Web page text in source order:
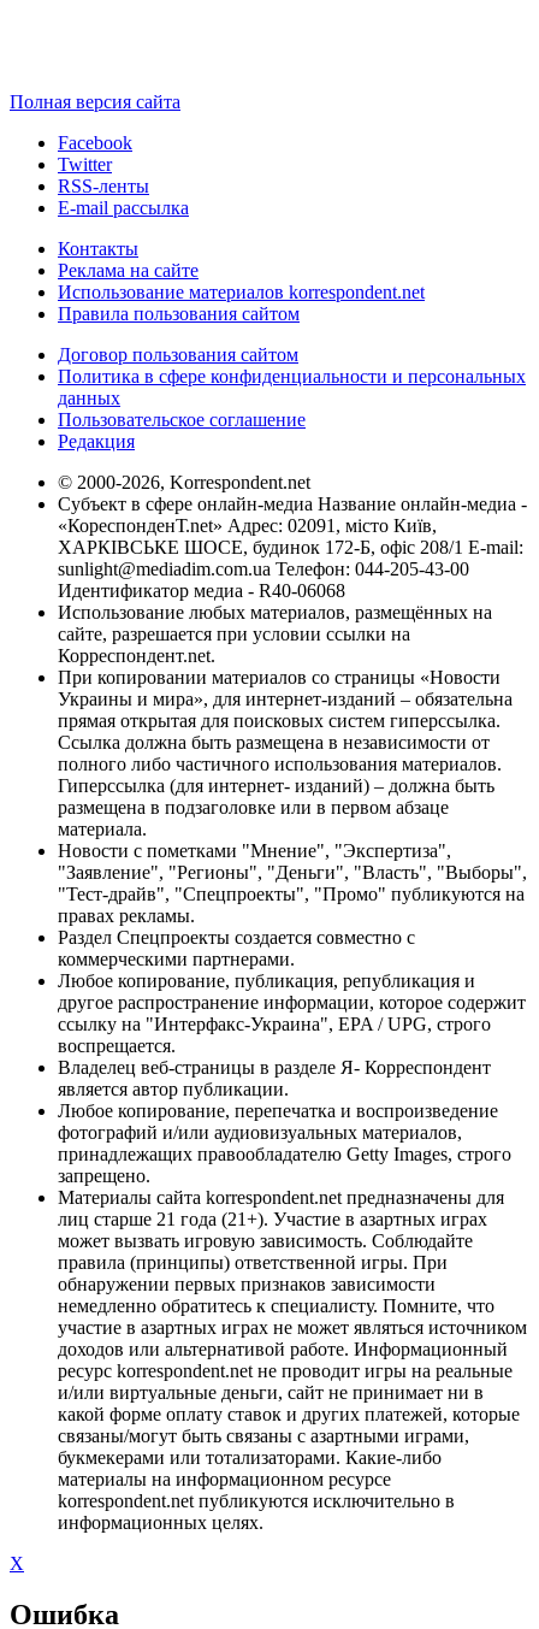
Полная версия сайта
Facebook
Twitter
RSS-ленты
E-mail рассылка
Контакты
Реклама на сайте
Использование материалов korrespondent.net
Правила пользования сайтом
Договор пользования сайтом
Политика в сфере конфиденциальности и персональных
данных
Пользовательское соглашение
Редакция
© 2000-2026, Korrespondent.net
Субъект в сфере онлайн-медиа Название онлайн-медиа -
«КореспонденТ.net» Адрес: 02091, місто Київ,
ХАРКІВСЬКЕ ШОСЕ, будинок 172-Б, офіс 208/1 E-mail:
sunlight@mediadim.com.ua Телефон: 044-205-43-00
Идентификатор медиа - R40-06068
Использование любых материалов, размещённых на
сайте, разрешается при условии ссылки на
Корреспондент.net.
При копировании материалов со страницы «Новости
Украины и мира», для интернет-изданий – обязательна
прямая открытая для поисковых систем гиперссылка.
Ссылка должна быть размещена в независимости от
полного либо частичного использования материалов.
Гиперссылка (для интернет- изданий) – должна быть
размещена в подзаголовке или в первом абзаце
материала.
Новости с пометками "Мнение", "Экспертиза",
"Заявление", "Регионы", "Деньги", "Власть", "Выборы",
"Тест-драйв", "Спецпроекты", "Промо" публикуются на
правах рекламы.
Раздел Спецпроекты создается совместно с
коммерческими партнерами.
Любое копирование, публикация, републикация и
другое распространение информации, которое содержит
ссылку на "Интерфакс-Украина", EPA / UPG, строго
воспрещается.
Владелец веб-страницы в разделе Я- Корреспондент
является автор публикации.
Любое копирование, перепечатка и воспроизведение
фотографий и/или аудиовизуальных материалов,
принадлежащих правообладателю Getty Images, строго
запрещено.
Материалы сайта korrespondent.net предназначены для
лиц старше 21 года (21+). Участие в азартных играх
может вызвать игровую зависимость. Соблюдайте
правила (принципы) ответственной игры. При
обнаружении первых признаков зависимости
немедленно обратитесь к специалисту. Помните, что
участие в азартных играх не может являться источником
доходов или альтернативой работе. Информационный
ресурс korrespondent.net не проводит игры на реальные
и/или виртуальные деньги, сайт не принимает ни в
какой форме оплату ставок и других платежей, которые
связаны/могут быть связаны с азартными играми,
букмекерами или тотализаторами. Какие-либо
материалы на информационном ресурсе
korrespondent.net публикуются исключительно в
информационных целях.
X
Ошибка